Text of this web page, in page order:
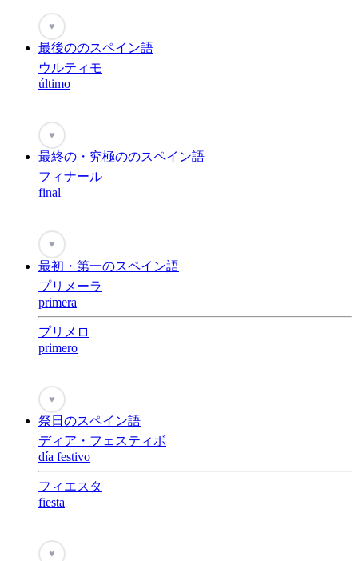
♥
最後ののスペイン語
ウルティモ
último
♥
最終の・究極ののスペイン語
フィナール
final
♥
最初・第一のスペイン語
プリメーラ
primera
プリメロ
primero
♥
祭日のスペイン語
ディア・フェスティボ
día festivo
フィエスタ
fiesta
♥